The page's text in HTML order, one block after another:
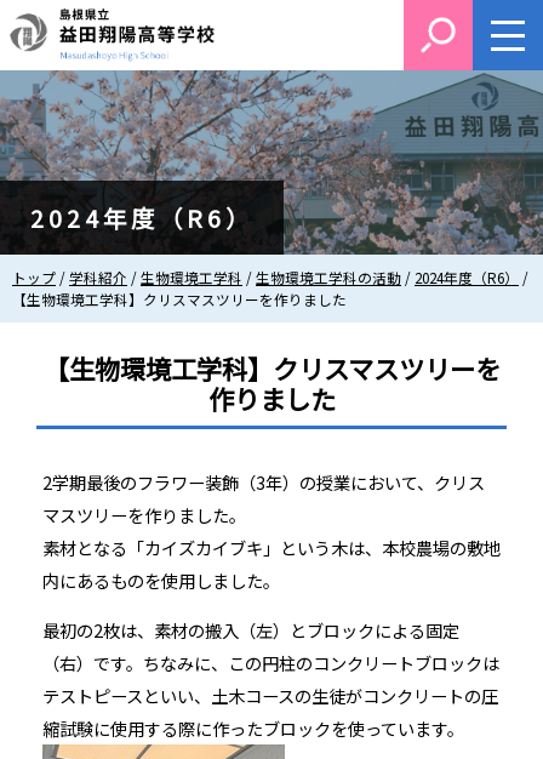
このページの本文へ
2024年度（R6）
現
在
の
トップ /学科紹介 /生物環境工学科 /生物環境工学科の活動 / 2024年度（R6）
/
【生物環境工学科】クリスマスツリーを作りました
【生物環境工学科】クリスマスツリーを
作りました
2学期最後のフラワー装飾（3年）の授業において、クリス
マスツリーを作りました。
素材となる「カイズカイブキ」という木は、本校農場の敷地
内にあるものを使用しました。
最初の2枚は、素材の搬入（左）とブロックによる固定
（右）です。ちなみに、この円柱のコンクリートブロックは
テストピースといい、土木コースの生徒がコンクリートの圧
縮試験に使用する際に作ったブロックを使っています。